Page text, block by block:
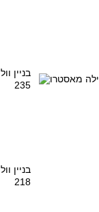
בניין
235
בניין
218